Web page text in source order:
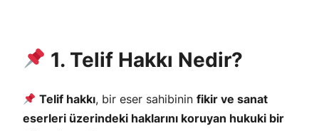
1. Telif Hakkı Nedir?
Telif hakkı, bir eser sahibininfikir ve sanat
eserleri üzerindeki haklarını koruyan hukuki bir